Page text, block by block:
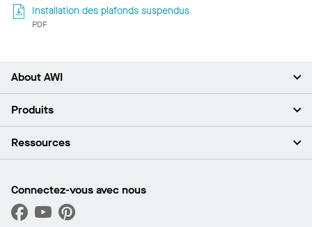
Installation des plafonds suspendus
PDF
About AWI
À propos de nous
Espace presse
Quelles sont mes options d’achat?
Produits
Plafonds
Capacités sur mesure
Performance
Ressources
Trouver un distributeur
Trouver un distributeur
Connectez-vous avec nous